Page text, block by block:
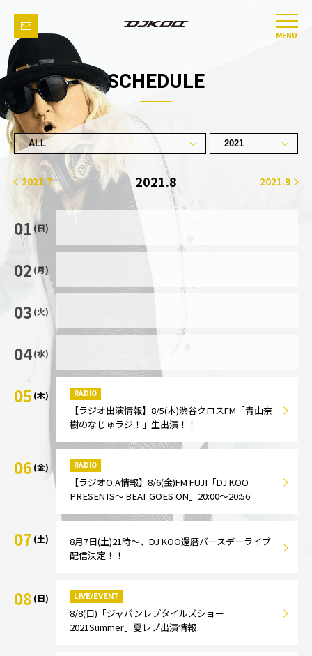
MENU
SCHEDULE
2021.7 2021.8 2021.9
01 (日)
02 (月)
03 (火)
04(水)
05 (木) RADIO
【ラジオ出演情報】8/5(木)渋谷クロスFM「青山奈
樹のなじゅラジ！」生出演！！
06 (金) RADIO
【ラジオO.A情報】8/6(金)FM FUJI「DJ KOO
PRESENTS～ BEAT GOES ON」20:00～20:56
07 (土)
8月7日(土)21時～、DJ KOO還暦バースデーライブ
配信決定！！
08 (日) LIVE/EVENT
8/8(日)「ジャパンレプタイルズショー
2021Summer」夏レプ出演情報